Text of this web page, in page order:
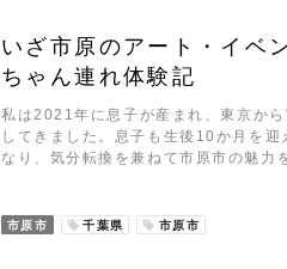
いざ市原のアート・イ
ちゃん連れ体験記
私は2021年に息子が産まれ、東京か
してきました。息子も生後10か月を
なり、気分転換を兼ねて市原市の魅
市原市 千葉県 市原市